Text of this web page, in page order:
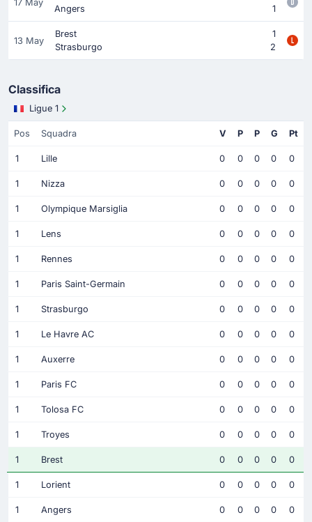
17 May
Angers
1
13 May
Brest
1
Strasburgo
2
Classifica
Ligue 1
Pos Squadra V P P G Pt
1 Lille 0 0 0 0 0
1 Nizza 0 0 0 0 0
1 Olympique Marsiglia 0 0 0 0 0
1 Lens 0 0 0 0 0
1 Rennes 0 0 0 0 0
1 Paris Saint-Germain 0 0 0 0 0
1 Strasburgo 0 0 0 0 0
1 Le Havre AC 0 0 0 0 0
1 Auxerre 0 0 0 0 0
1 Paris FC 0 0 0 0 0
1 Tolosa FC 0 0 0 0 0
1 Troyes 0 0 0 0 0
1 Brest 0 0 0 0 0
1 Lorient 0 0 0 0 0
1 Angers 0 0 0 0 0